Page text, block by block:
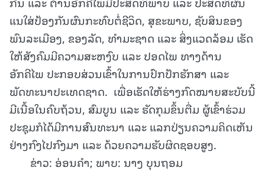
ແນໃສ່ປ້ອງກັນຜົນກະທົບຕໍ່ຊີວິດ, ສຸຂະພາບ, ຊັບສິນຂອງ
ພົນລະເມືອງ, ຂອງລັດ, ທໍາມະຊາດ ແລະ ສິ່ງແວດລ້ອມ ເຮັດ
ໃຫ້ສັງຄົມມີຄວາມສະຫງົບ ແລະ ປອດໄພ ທາງດ້ານ
ອັກຄີໄພ ປະກອບສ່ວນເຂົ້າໃນການປົກປັກຮັກສາ ແລະ
ພັດທະນາປະເທດຊາດ. ເພື່ອເຮັດໃຫ້ຮ່າງກົດໝາຍສະບັບນີ້
ມີເນື້ອໃນຄົບຖ້ວນ, ສົມບູນ ແລະ ຮັດກຸມຂຶ້ນຕື່ມ ຜູ້ເຂົ້າຮ່ວມ
ປະຊຸມກໍໄດ້ມີການສົນທະນາ ແລະ ແລກປ່ຽນຄວາມຄິດເຫັນ
ຢ່າງກົງໄປກົງມາ ແລະ ດ້ວຍຄວາມຮັບຜິດຊອບສູງ.
ຂ່າວ: ອ່ອນຄໍາ; ພາບ: ນາງ ບຸນຖອມ